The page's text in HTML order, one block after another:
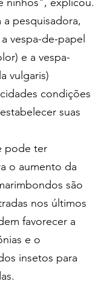
pesquisadora,
vespa-de-papel
e a vespa-
vulgaris)
condições
suas
pode ter
o aumento da
são
nos últimos
favorecer a
e o
insetos para